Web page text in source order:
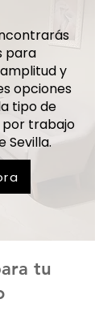
para
y
opciones
tipo de
por trabajo
Sevilla.
tu